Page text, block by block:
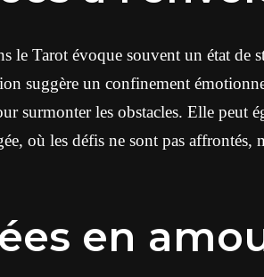
le Tarot évoque souvent un état de
suggère un confinement
surmonter les obstacles. Elle peut
où les défis ne sont pas affrontés,
en